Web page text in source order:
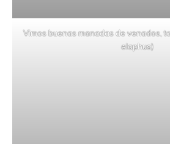
Vimos buenas manadas de venados,
elaphus)